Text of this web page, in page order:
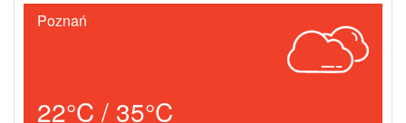
Poznań
22°C / 35°C